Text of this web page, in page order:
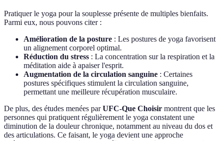
Pratiquer le yoga pour la souplesse présente de multiples bienfaits.
Parmi eux, nous pouvons citer :
Amélioration de la posture : Les postures de yoga favorisent
un alignement corporel optimal.
Réduction du stress : La concentration sur la respiration et la
méditation aide à apaiser l'esprit.
Augmentation de la circulation sanguine : Certaines
postures spécifiques stimulent la circulation sanguine,
permettant une meilleure récupération musculaire.
De plus, des études menées parUFC-Que Choisir montrent que les
personnes qui pratiquent régulièrement le yoga constatent une
diminution de la douleur chronique, notamment au niveau du dos et
des articulations. Ce faisant, le yoga devient une approche